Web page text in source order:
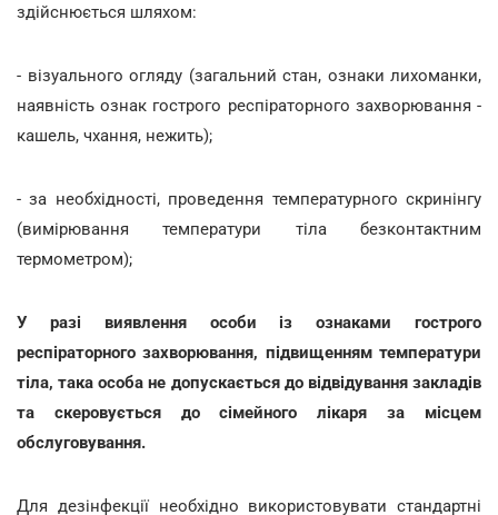
здійснюється шляхом:
- візуального огляду (загальний стан, ознаки лихоманки,
наявність ознак гострого респіраторного захворювання -
кашель, чхання, нежить);
- за необхідності, проведення температурного скринінгу
(вимірювання температури тіла безконтактним
термометром);
У разі виявлення особи із ознаками гострого
респіраторного захворювання, підвищенням температури
тіла, така особа не допускається до відвідування закладів
та скеровується до сімейного лікаря за місцем
обслуговування.
Для дезінфекції необхідно використовувати стандартні